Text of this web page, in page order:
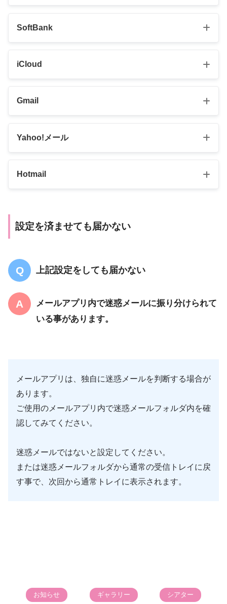
NTTドコモ
迷惑メールフィルター設定 | スマートフ
ォン・携帯電話をご利用の方 | au
SoftBank
参考
ソフトバンク
iCloud
Gmail
メールのフィルタルールの作成 – Gmail
ヘルプ
Yahoo!メール
Hotmail
設定を済ませても届かない
上記設定をしても届かない
メールアプリ内で迷惑メールに振り分けられて
いる事があります。
メールアプリは、独自に迷惑メールを判断する場合が
あります。
ご使用のメールアプリ内で迷惑メールフォルダ内を確
認してみてください。
迷惑メールではないと設定してください。
または迷惑メールフォルダから通常の受信トレイに戻
す事で、次回から通常トレイに表示されます。
お知らせ ギャラリー シアター